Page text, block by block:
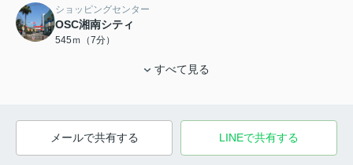
ショッピングセンター
OSC湘南シティ
545ｍ（7分）
すべて見る
メールで共有する LINEで共有する